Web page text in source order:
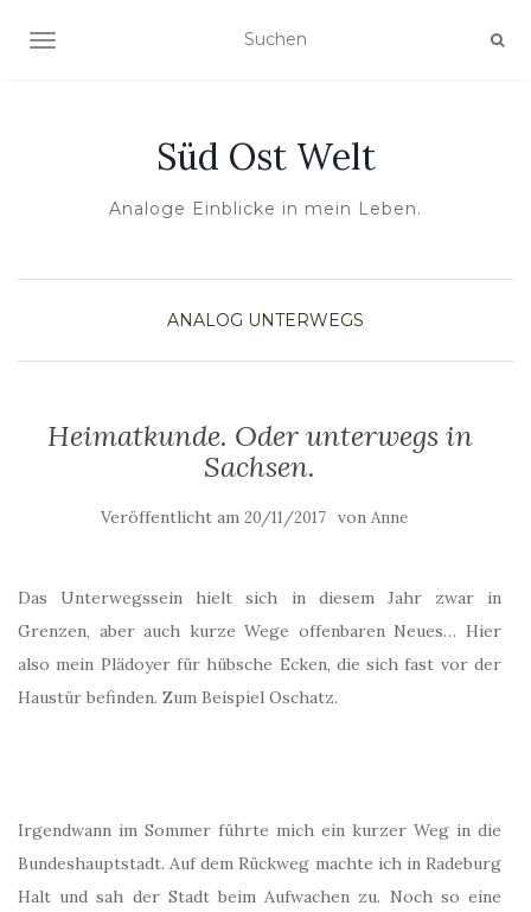
NAVIGATION UMSCHALTEN
Süd Ost Welt
Analoge Einblicke in mein Leben.
ANALOG UNTERWEGS
Heimatkunde. Oder unterwegs in
Sachsen.
Veröffentlicht am 20/11/2017 von Anne
Das Unterwegssein hielt sich in diesem Jahr zwar in
Grenzen, aber auch kurze Wege offenbaren Neues… Hier
also mein Plädoyer für hübsche Ecken, die sich fast vor der
Haustür befinden. Zum Beispiel Oschatz.
Irgendwann im Sommer führte mich ein kurzer Weg in die
Bundeshauptstadt. Auf dem Rückweg machte ich in Radeburg
Halt und sah der Stadt beim Aufwachen zu. Noch so eine